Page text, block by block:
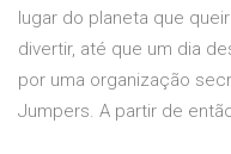
lugar do planeta que
divertir, até que um dia
por uma organização
Jumpers. A partir de